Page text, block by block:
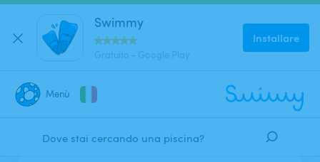
Swimmy
Installare
Menù
Dove stai cercando una piscina?